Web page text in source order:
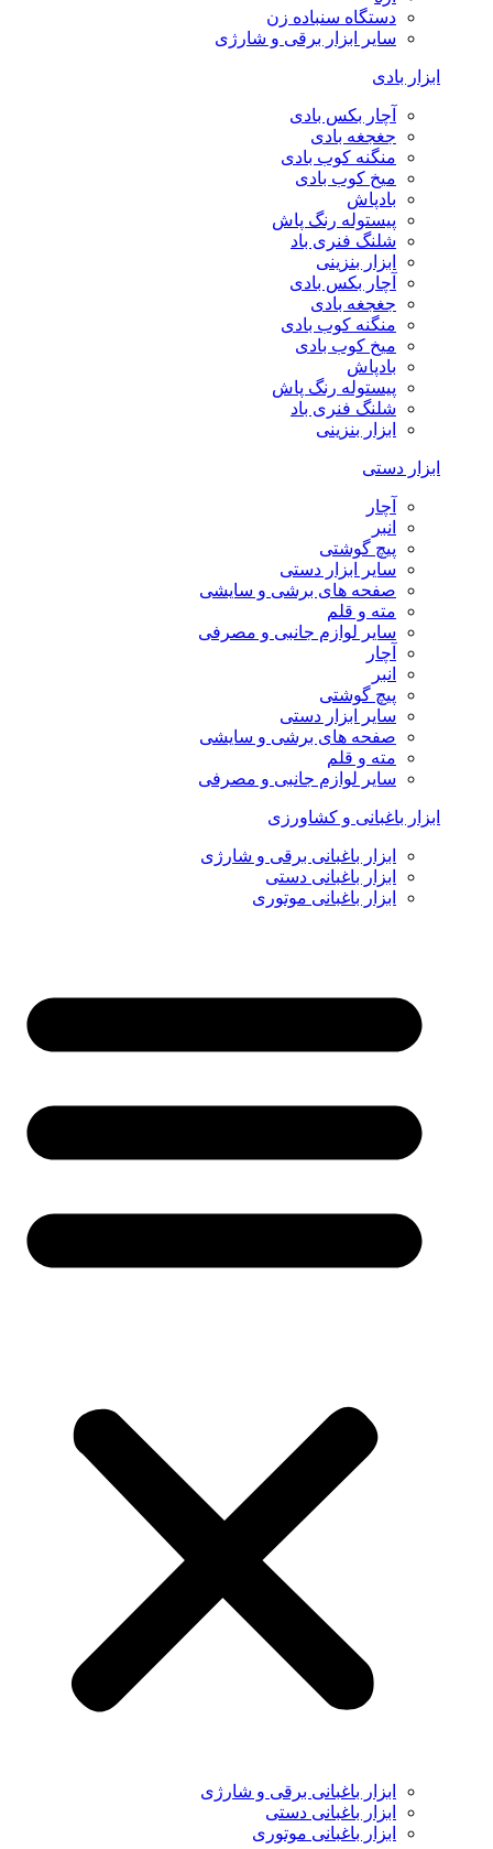
دستگاه سنباده زن
سایر ابزار برقی و شارژی
ابزار بادی
آچار بکس بادی
جغجغه بادی
منگنه کوب بادی
میخ کوب بادی
بادپاش
پیستوله رنگ پاش
شلنگ فنری باد
ابزار بنزینی
آچار بکس بادی
جغجغه بادی
منگنه کوب بادی
میخ کوب بادی
بادپاش
پیستوله رنگ پاش
شلنگ فنری باد
ابزار بنزینی
ابزار دستی
آچار
انبر
پیچ گوشتی
سایر ابزار دستی
صفحه های برشی و سایشی
مته و قلم
سایر لوازم جانبی و مصرفی
آچار
انبر
پیچ گوشتی
سایر ابزار دستی
صفحه های برشی و سایشی
مته و قلم
سایر لوازم جانبی و مصرفی
ابزار باغبانی و کشاورزی
ابزار باغبانی برقی و شارژی
ابزار باغبانی دستی
ابزار باغبانی موتوری
ابزار باغبانی برقی و شارژی
ابزار باغبانی دستی
ابزار باغبانی موتوری